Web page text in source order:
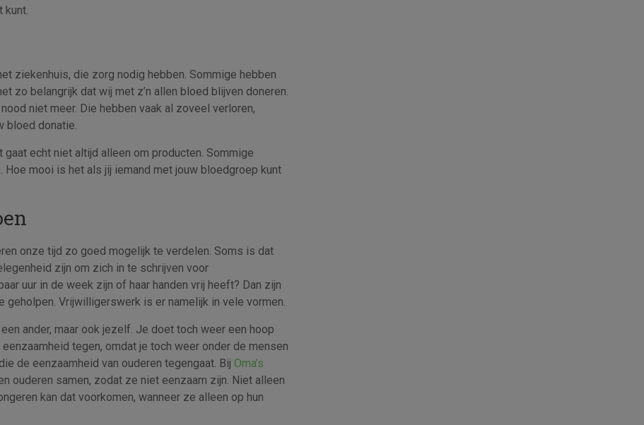
kunt.
ziekenhuis, die zorg nodig hebben. Sommige hebben
zo belangrijk dat wij met z’n allen bloed blijven doneren.
niet meer. Die hebben vaak al zoveel verloren,
bloed donatie.
echt niet altijd alleen om producten. Sommige
Hoe mooi is het als jij iemand met jouw bloedgroep kunt
onze tijd zo goed mogelijk te verdelen. Soms is dat
zijn om zich in te schrijven voor
uur in de week zijn of haar handen vrij heeft? Dan zijn
Vrijwilligerswerk is er namelijk in vele vormen.
ander, maar ook jezelf. Je doet toch weer een hoop
tegen, omdat je toch weer onder de mensen
de eenzaamheid van ouderen tegengaat. Bij Oma’s
ouderen samen, zodat ze niet eenzaam zijn. Niet alleen
kan dat voorkomen, wanneer ze alleen op hun